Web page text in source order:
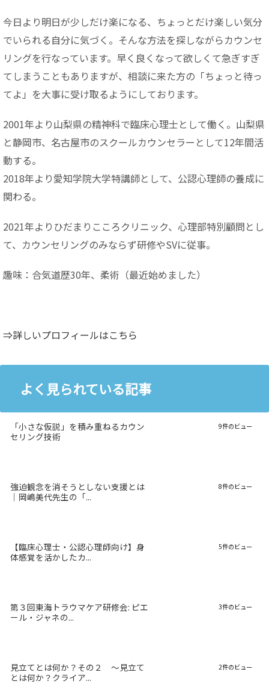
今日より明日が少しだけ楽になる、ちょっとだけ楽しい気分
でいられる自分に気づく。そんな方法を探しながらカウンセ
リングを行なっています。早く良くなって欲しくて急ぎすぎ
てしまうこともありますが、相談に来た方の「ちょっと待っ
てよ」を大事に受け取るようにしております。
2001年より山梨県の精神科で臨床心理士として働く。山梨県
と静岡市、名古屋市のスクールカウンセラーとして12年間活
動する。
2018年より愛知学院大学特講師として、公認心理師の養成に
関わる。
2021年よりひだまりこころクリニック、心理部特別顧問とし
て、カウンセリングのみならず研修やSVに従事。
趣味：合気道歴30年、柔術（最近始めました）
⇒詳しいプロフィールはこちら
よく見られている記事
「小さな仮説」を積み重ねるカウン
セリング技術
9件のビュー
強迫観念を消そうとしない支援とは
｜岡嶋美代先生の「...
8件のビュー
【臨床心理士・公認心理師向け】身
体感覚を活かしたカ...
5件のビュー
第３回東海トラウマケア研修会: ピエ
ール・ジャネの...
3件のビュー
見立てとは何か？その２ 〜見立て
とは何か？クライア...
2件のビュー